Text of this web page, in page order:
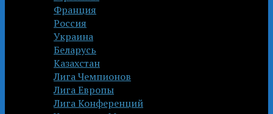
Франция
Россия
Украина
Беларусь
Казахстан
Лига Чемпионов
Лига Европы
Лига Конференций